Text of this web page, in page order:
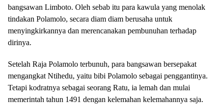
bangsawan Limboto. Oleh sebab itu para kawula yang menolak
tindakan Polamolo, secara diam diam berusaha untuk
menyingkirkannya dan merencanakan pembunuhan terhadap
dirinya.
Setelah Raja Polamolo terbunuh, para bangsawan bersepakat
mengangkat Ntihedu, yaitu bibi Polamolo sebagai penggantinya.
Tetapi kodratnya sebagai seorang Ratu, ia lemah dan mulai
memerintah tahun 1491 dengan kelemahan kelemahannya saja.